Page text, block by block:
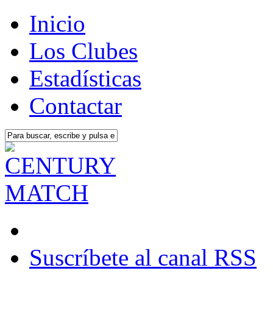
Inicio
Los Clubes
Estadísticas
Contactar
Suscríbete al canal RSS